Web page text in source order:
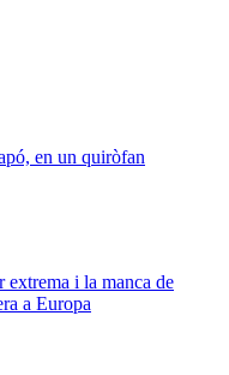
en un quiròfan
extrema i la manca de
a Europa